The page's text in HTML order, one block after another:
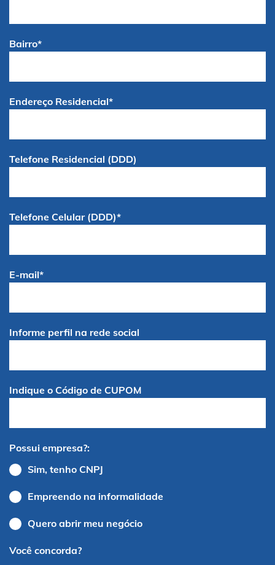
Bairro*
Endereço Residencial*
Telefone Residencial (DDD)
Telefone Celular (DDD)*
E-mail*
Informe perfil na rede social
Indique o Código de CUPOM
Possui empresa?:
Sim, tenho CNPJ
Empreendo na informalidade
Quero abrir meu negócio
Você concorda?